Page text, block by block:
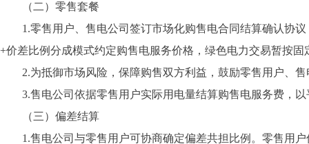
（二）零售套餐
1.零售用户、售电公司签订市场化购售电合同结算确认协议
+价差比例分成模式约定购售电服务价格，绿色电力交易暂按
2.为抵御市场风险，保障购售双方利益，鼓励零售用户、售
3.售电公司依据零售用户实际用电量结算购售电服务费，以
（三）偏差结算
1.售电公司与零售用户可协商确定偏差共担比例。零售用户